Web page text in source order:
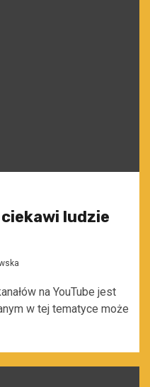
ludzie
na YouTube jest
w tej tematyce może